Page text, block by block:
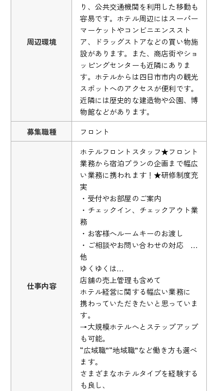
周辺環境
り、公共交通機関を利用した移動も
容易です。ホテル周辺にはスーパー
マーケットやコンビニエンススト
ア、ドラッグストアなどの買い物施
設があります。また、商店街やショ
ッピングセンターも近隣にありま
す。ホテルからは四日市市内の観光
スポットへのアクセスが便利です。
近隣には歴史的な建造物や公園、博
物館などがあります。
募集職種
フロント
仕事内容
ホテルフロントスタッフ★フロント
業務から宿泊プランの企画まで幅広
い業務に携われます！★研修制度充
実
・受付やお部屋のご案内
・チェックイン、チェックアウト業
務
・お客様へルームキーのお渡し
・ご相談やお問い合わせの対応 …
他
ゆくゆくは…
店舗の売上管理も含めて
ホテル経営に関する幅広い業務に
携わっていただきたいと思っていま
す。
→大規模ホテルへとステップアップ
も可能。
“広域職”“地域職”など働き方も選べ
ます。
さまざまなホテルタイプを経験する
も良し、